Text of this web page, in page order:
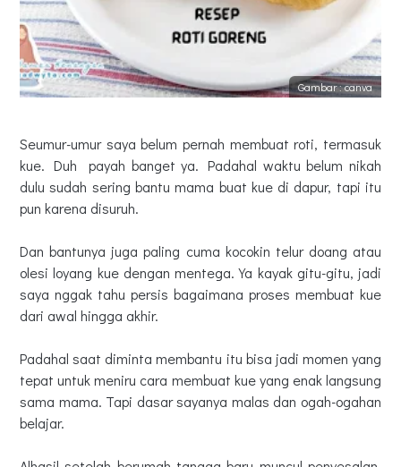
Gambar : canva
Seumur-umur saya belum pernah membuat roti, termasuk
kue. Duh payah banget ya. Padahal waktu belum nikah
dulu sudah sering bantu mama buat kue di dapur, tapi itu
pun karena disuruh.
Dan bantunya juga paling cuma kocokin telur doang atau
olesi loyang kue dengan mentega. Ya kayak gitu-gitu, jadi
saya nggak tahu persis bagaimana proses membuat kue
dari awal hingga akhir.
Padahal saat diminta membantu itu bisa jadi momen yang
tepat untuk meniru cara membuat kue yang enak langsung
sama mama. Tapi dasar sayanya malas dan ogah-ogahan
belajar.